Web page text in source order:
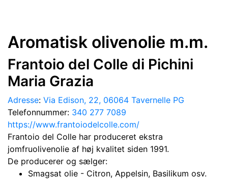
Aromatisk olivenolie m.m.
Frantoio del Colle di Pichini
Maria Grazia
Adresse: Via Edison, 22, 06064 Tavernelle PG
Telefonnummer: 340 277 7089
https://www.frantoiodelcolle.com/
Frantoio del Colle har produceret ekstra
jomfruolivenolie af høj kvalitet siden 1991.
De producerer og sælger:
Smagsat olie - Citron, Appelsin, Basilikum osv.